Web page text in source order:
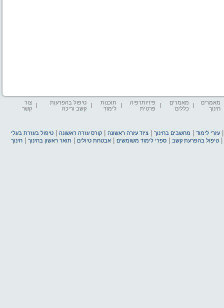
מאמרים
חינוך
מאמרים
כללים
פיזיותרפיה
פרטית
תוכנות
לימוד
טיפול בהפרעות
קשב וריכוז
צור
קשר
עזרי לימוד מחשבים בחינוך |ציוד עזרה ראשונה |קורס עזרה ראשונה |טיפול בעזרת בעלי
|טיפול בהפרעת קשב |ספרי לימוד משומשים |אבטחת טיולים תואר ראשון בחינוך |חינוך